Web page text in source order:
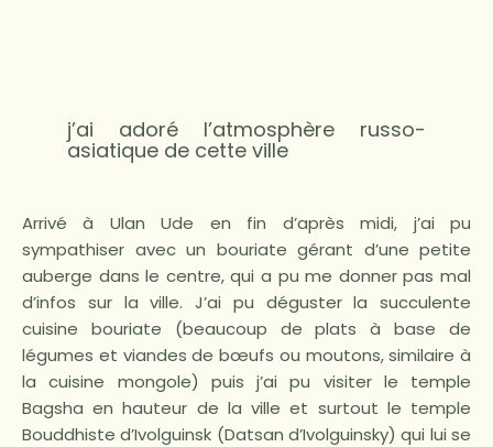
j’ai adoré l’atmosphère russo-
asiatique de cette ville
Arrivé à Ulan Ude en fin d’après midi, j’ai pu
sympathiser avec un bouriate gérant d’une petite
auberge dans le centre, qui a pu me donner pas mal
d’infos sur la ville. J’ai pu déguster la succulente
cuisine bouriate (beaucoup de plats à base de
légumes et viandes de bœufs ou moutons, similaire à
la cuisine mongole) puis j’ai pu visiter le temple
Bagsha en hauteur de la ville et surtout le temple
Bouddhiste d’Ivolguinsk (Datsan d’Ivolguinsky) qui lui se